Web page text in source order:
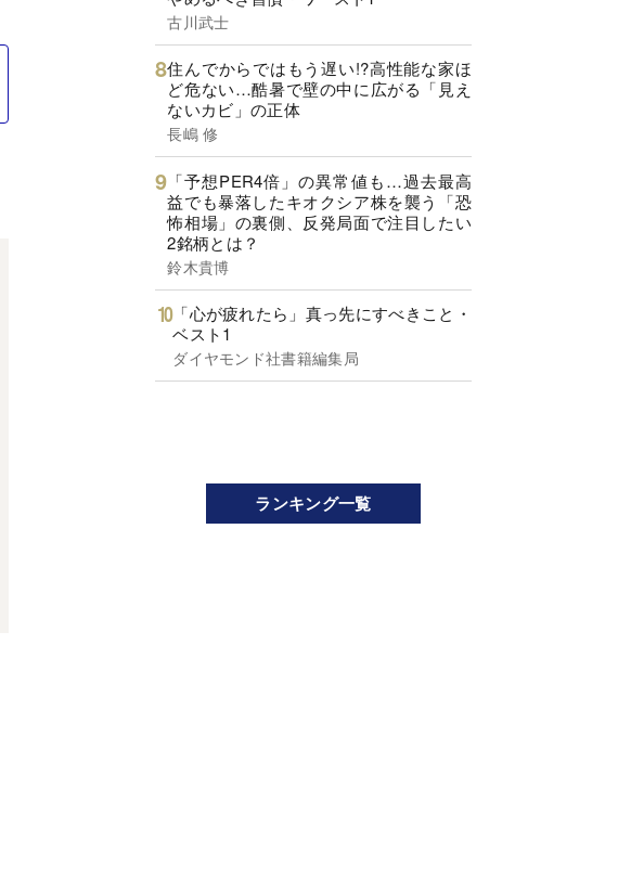
古川武士
住んでからではもう遅い!?高性能な家ほ
ど危ない…酷暑で壁の中に広がる「見え
ないカビ」の正体
長嶋 修
「予想PER4倍」の異常値も…過去最高
益でも暴落したキオクシア株を襲う「恐
怖相場」の裏側、反発局面で注目したい
2銘柄とは？
鈴木貴博
「心が疲れたら」真っ先にすべきこと・
ベスト1
ダイヤモンド社書籍編集局
ランキング一覧